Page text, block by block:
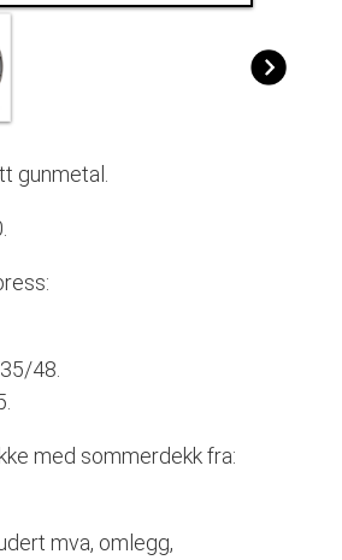
gunmetal.
48.
med sommerdekk fra:
mva, omlegg,